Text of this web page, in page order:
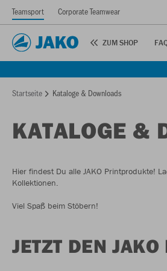
Teamsport Corporate Teamwear
ZUM SHOP
Startseite Kataloge & Downloads
KATALOGE &
Hier findest Du alle JAKO Printprodukte!
Kollektionen.
Viel Spaß beim Stöbern!
JETZT DEN